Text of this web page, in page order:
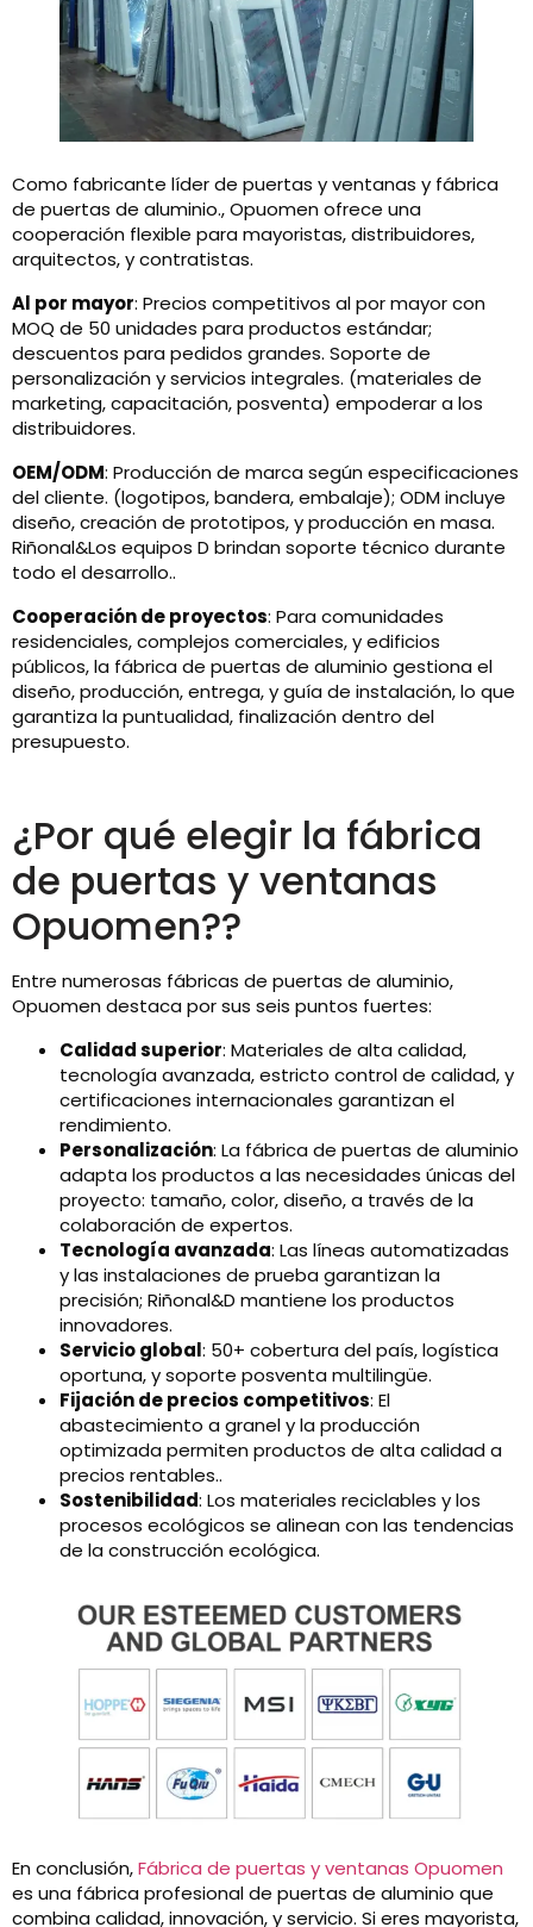
Como fabricante líder de puertas y ventanas y fábrica
de puertas de aluminio., Opuomen ofrece una
cooperación flexible para mayoristas, distribuidores,
arquitectos, y contratistas.
Al por mayor: Precios competitivos al por mayor con
MOQ de 50 unidades para productos estándar;
descuentos para pedidos grandes. Soporte de
personalización y servicios integrales. (materiales de
marketing, capacitación, posventa) empoderar a los
distribuidores.
OEM/ODM: Producción de marca según especificaciones
del cliente. (logotipos, bandera, embalaje); ODM incluye
diseño, creación de prototipos, y producción en masa.
Riñonal&Los equipos D brindan soporte técnico durante
todo el desarrollo..
Cooperación de proyectos: Para comunidades
residenciales, complejos comerciales, y edificios
públicos, la fábrica de puertas de aluminio gestiona el
diseño, producción, entrega, y guía de instalación, lo que
garantiza la puntualidad, finalización dentro del
presupuesto.
¿Por qué elegir la fábrica
de puertas y ventanas
Opuomen??
Entre numerosas fábricas de puertas de aluminio,
Opuomen destaca por sus seis puntos fuertes:
Calidad superior: Materiales de alta calidad,
tecnología avanzada, estricto control de calidad, y
certificaciones internacionales garantizan el
rendimiento.
Personalización: La fábrica de puertas de aluminio
adapta los productos a las necesidades únicas del
proyecto: tamaño, color, diseño, a través de la
colaboración de expertos.
Tecnología avanzada: Las líneas automatizadas
y las instalaciones de prueba garantizan la
precisión; Riñonal&D mantiene los productos
innovadores.
Servicio global: 50+ cobertura del país, logística
oportuna, y soporte posventa multilingüe.
Fijación de precios competitivos: El
abastecimiento a granel y la producción
optimizada permiten productos de alta calidad a
precios rentables..
Sostenibilidad: Los materiales reciclables y los
procesos ecológicos se alinean con las tendencias
de la construcción ecológica.
En conclusión,Fábrica de puertas y ventanas Opuomen
es una fábrica profesional de puertas de aluminio que
combina calidad, innovación, y servicio. Si eres mayorista,